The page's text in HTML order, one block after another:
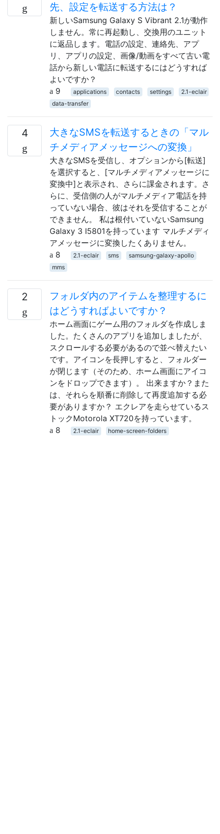
先、設定を転送する方法は？
新しいSamsung Galaxy S Vibrant 2.1が動作
しません。常に再起動し、交換用のユニット
に返品します。電話の設定、連絡先、アプ
リ、アプリの設定、画像/動画をすべて古い電
話から新しい電話に転送するにはどうすれば
よいですか？
9
applications contacts settings
2.1-eclair
data-transfer
4
大きなSMSを転送するときの「マル
チメディアメッセージへの変換」
大きなSMSを受信し、オプションから[転送]
を選択すると、[マルチメディアメッセージに
変換中]と表示され、さらに課金されます。さ
らに、受信側の人がマルチメディア電話を持
っていない場合、彼はそれを受信することが
できません。 私は根付いていないSamsung
Galaxy 3 I5801を持っています マルチメディ
アメッセージに変換したくありません。
8
2.1-eclair sms
samsung-galaxy-apollo
mms
2
フォルダ内のアイテムを整理するに
はどうすればよいですか？
ホーム画面にゲーム用のフォルダを作成しま
した。たくさんのアプリを追加しましたが、
スクロールする必要があるので並べ替えたい
です。アイコンを長押しすると、フォルダー
が閉じます（そのため、ホーム画面にアイコ
ンをドロップできます）。 出来ますか？また
は、それらを順番に削除して再度追加する必
要がありますか？ エクレアを走らせているス
トックMotorola XT720を持っています。
8
2.1-eclair home-screen-folders